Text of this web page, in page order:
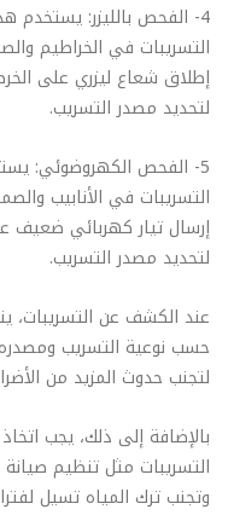
4- الفحص بالليزر:
التسريبات في الخراطيم
إطلاق شعاع ليزري على
لتحديد مصدر التسريب.
5- الفحص الكهروضوئي:
التسريبات في الأنابيب
إرسال تيار كهربائي ضعيف
لتحديد مصدر التسريب.
عند الكشف عن التسريبات،
حسب نوعية التسريب
لتجنب حدوث المزيد من
بالإضافة إلى ذلك، يجب
التسريبات مثل تنظيم صيانة
وتجنب ترك المياه تسيل